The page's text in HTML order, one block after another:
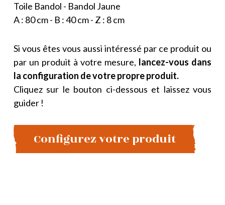
Toile Bandol - Bandol Jaune
A : 80 cm - B : 40 cm - Z : 8 cm
Si vous êtes vous aussi intéressé par ce produit ou
par un produit à votre mesure, lancez-vous dans
la configuration de votre propre produit.
Cliquez sur le bouton ci-dessous et laissez vous
guider !
Configurez votre produit